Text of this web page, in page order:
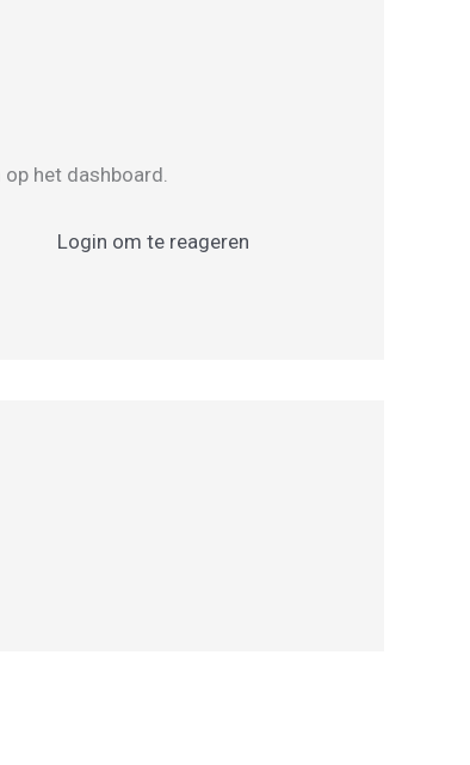
het dashboard.
Login om te reageren